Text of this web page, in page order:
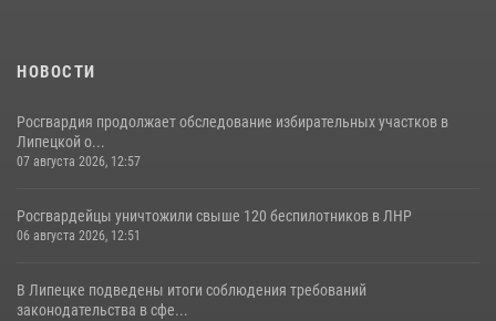
НОВОСТИ
Росгвардия продолжает обследование избирательных участков в
Липецкой о...
07 августа 2026, 12:57
Росгвардейцы уничтожили свыше 120 беспилотников в ЛНР
06 августа 2026, 12:51
В Липецке подведены итоги соблюдения требований
законодательства в сфе...